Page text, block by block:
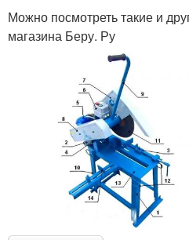
Можно посмотреть такие и
магазина Беру. Ру